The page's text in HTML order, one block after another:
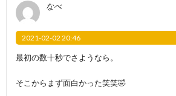
なべ
2021-02-02 20:46
最初の数十秒でさようなら。
そこからまず面白かった笑笑🤣